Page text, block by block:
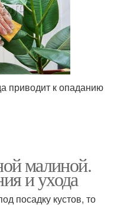
приводит к опаданию
малиной.
и ухода
посадку кустов, то